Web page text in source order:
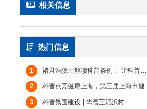
相关信息
热门信息
1 褚君浩院士解读科普条例： 让科普从“软任务”真正成为全社会的共同任务
2 科普点亮健康上海，第三届上海市健康科普引领展示活动发布典礼举行
3 科普氛围建设 | 华漕王泥浜村